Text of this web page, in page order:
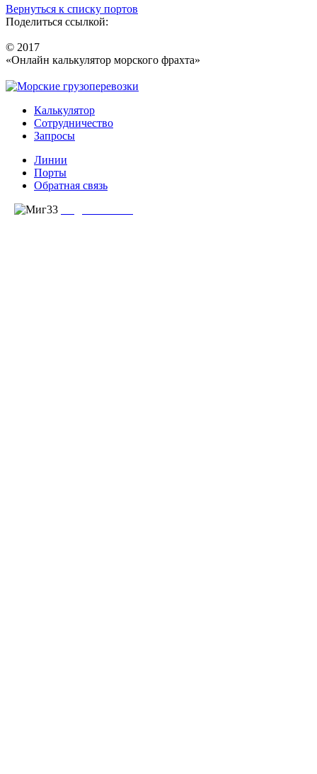
Вернуться к списку портов
Поделиться ссылкой:
© 2017
«Онлайн калькулятор морского фрахта»
Калькулятор
Сотрудничество
Запросы
Линии
Порты
Обратная связь